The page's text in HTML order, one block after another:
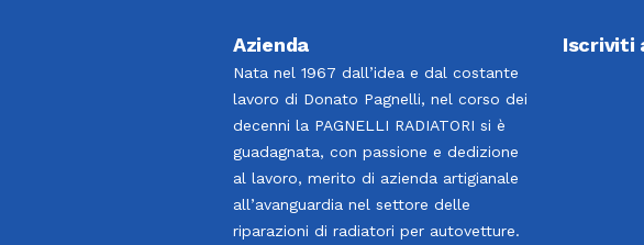
Azienda
Nata nel 1967 dall’idea e dal costante
lavoro di Donato Pagnelli, nel corso dei
decenni la PAGNELLI RADIATORI si è
guadagnata, con passione e dedizione
al lavoro, merito di azienda artigianale
all’avanguardia nel settore delle
riparazioni di radiatori per autovetture.
Iscriviti